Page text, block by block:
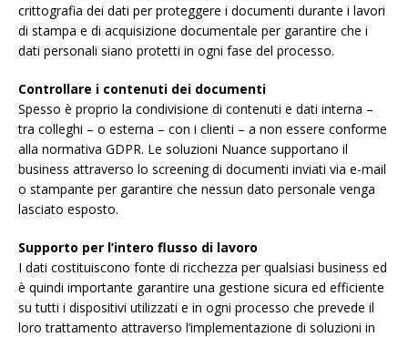
crittografia dei dati per proteggere i documenti durante i lavori
di stampa e di acquisizione documentale per garantire che i
dati personali siano protetti in ogni fase del processo.
Controllare i contenuti dei documenti
Spesso è proprio la condivisione di contenuti e dati interna –
tra colleghi – o esterna – con i clienti – a non essere conforme
alla normativa GDPR. Le soluzioni Nuance supportano il
business attraverso lo screening di documenti inviati via e-mail
o stampante per garantire che nessun dato personale venga
lasciato esposto.
Supporto per l’intero flusso di lavoro
I dati costituiscono fonte di ricchezza per qualsiasi business ed
è quindi importante garantire una gestione sicura ed efficiente
su tutti i dispositivi utilizzati e in ogni processo che prevede il
loro trattamento attraverso l’implementazione di soluzioni in